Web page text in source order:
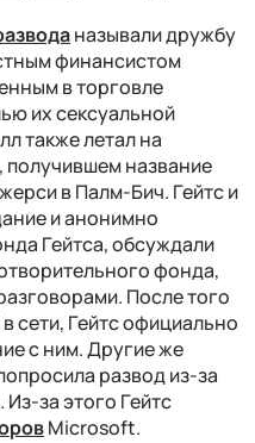
называли дружбу
финансистом
в торговле
их сексуальной
также летал на
название
в Палм-Бич. Гейтс и
и анонимно
Гейтса, обсуждали
фонда,
После того
сети, Гейтс официально
с ним. Другие же
развод из-за
за этого Гейтс
Microsoft.